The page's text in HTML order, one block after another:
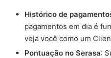
Histórico de
pagamentos em dia é
veja você como um
Pontuação no Serasa: